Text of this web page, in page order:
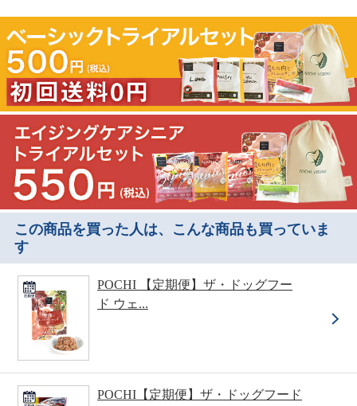
この商品を買った人は、こんな商品も買っていま
す
POCHI 【定期便】ザ・ドッグフー
ド ウェ...
POCHI【定期便】ザ・ドッグフード